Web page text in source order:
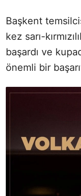
Başkent
kez sarı-
başardı ve
önemli bir